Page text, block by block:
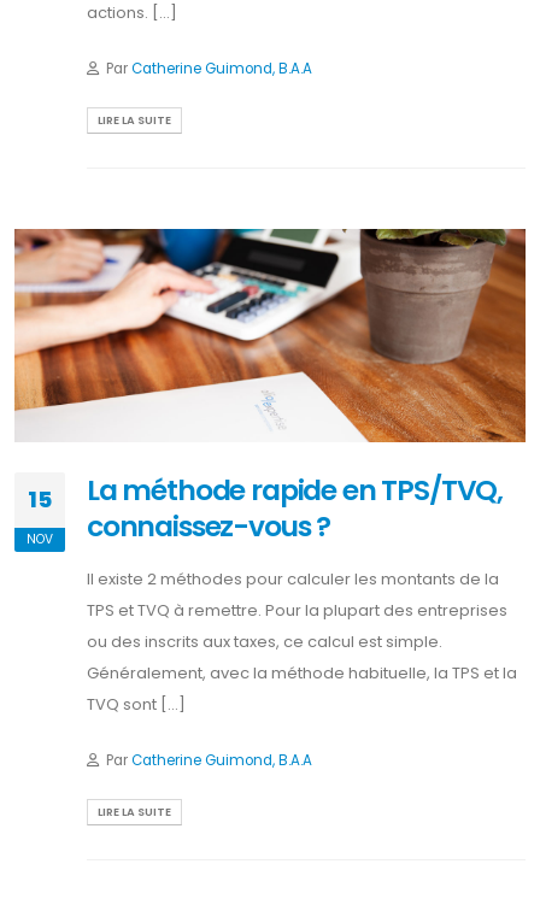
actions. [...]
ParCatherine Guimond, B.A.A
LIRE LA SUITE
15
NOV
La méthode rapide en TPS/TVQ,
connaissez-vous ?
Il existe 2 méthodes pour calculer les montants de la
TPS et TVQ à remettre. Pour la plupart des entreprises
ou des inscrits aux taxes, ce calcul est simple.
Généralement, avec la méthode habituelle, la TPS et la
TVQ sont [...]
ParCatherine Guimond, B.A.A
LIRE LA SUITE